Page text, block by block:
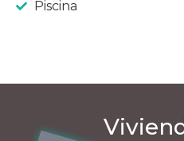
Piscina